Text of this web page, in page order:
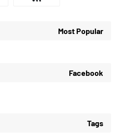
Most Popular
Facebook
Tags